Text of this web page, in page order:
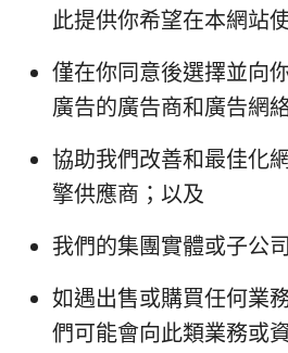
此提供你希望在本網站
僅在你同意後選擇並向
廣告的廣告商和廣告網
協助我們改善和最佳化
擎供應商；以及
我們的集團實體或子公司
如遇出售或購買任何業
們可能會向此類業務或